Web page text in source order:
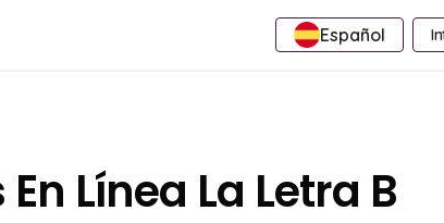
Español
Línea La Letra B